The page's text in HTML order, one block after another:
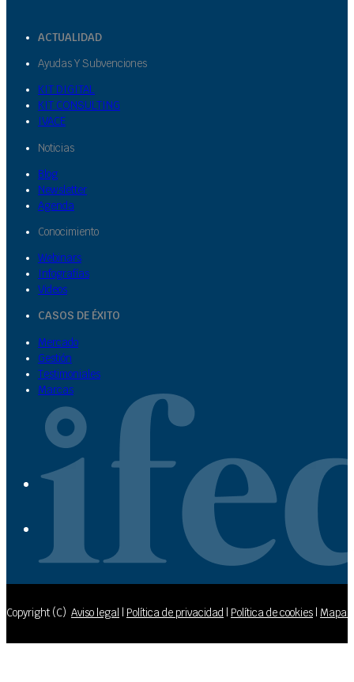
ACTUALIDAD
Ayudas Y Subvenciones
KIT DIGITAL
KIT CONSULTING
IVACE
Noticias
Blog
Newsletter
Agenda
Conocimiento
Webinars
Infografías
Videos
CASOS DE ÉXITO
Mercado
Gestión
Testimoniales
Marcas
Copyright (C) Aviso legal Política de privacidad Política de cookies Mapa